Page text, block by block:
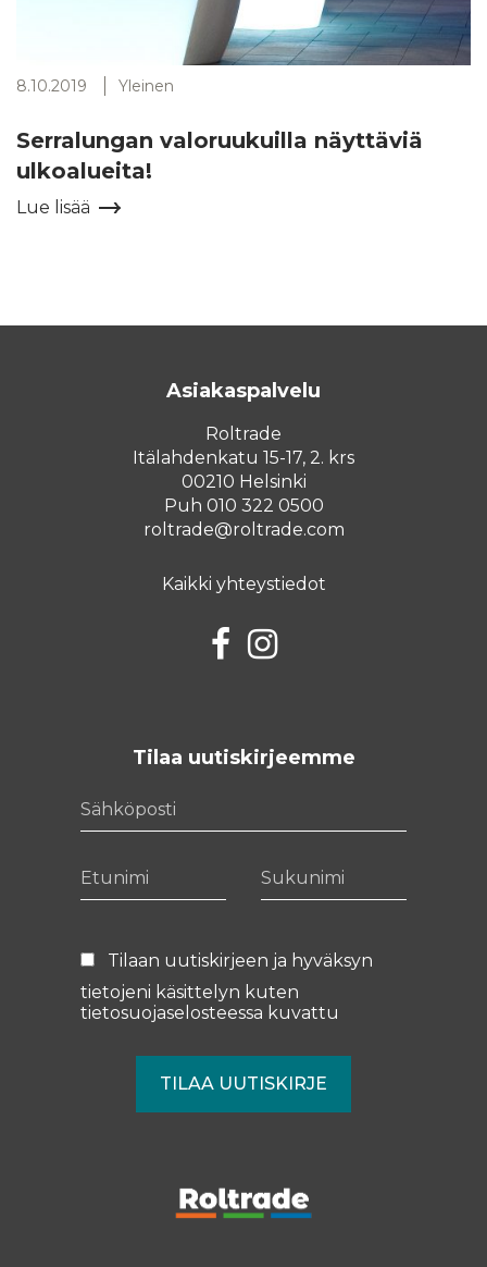
8.10.2019 Yleinen
Serralungan valoruukuilla näyttäviä
ulkoalueita!
Lue lisää
Asiakaspalvelu
Roltrade
Itälahdenkatu 15-17, 2. krs
00210 Helsinki
Puh 010 322 0500
roltrade@roltrade.com
Kaikki yhteystiedot
FacebookInstagram
Tilaa uutiskirjeemme
Tilaan uutiskirjeen ja hyväksyn
tietojeni käsittelyn kuten
tietosuojaselosteessa kuvattu